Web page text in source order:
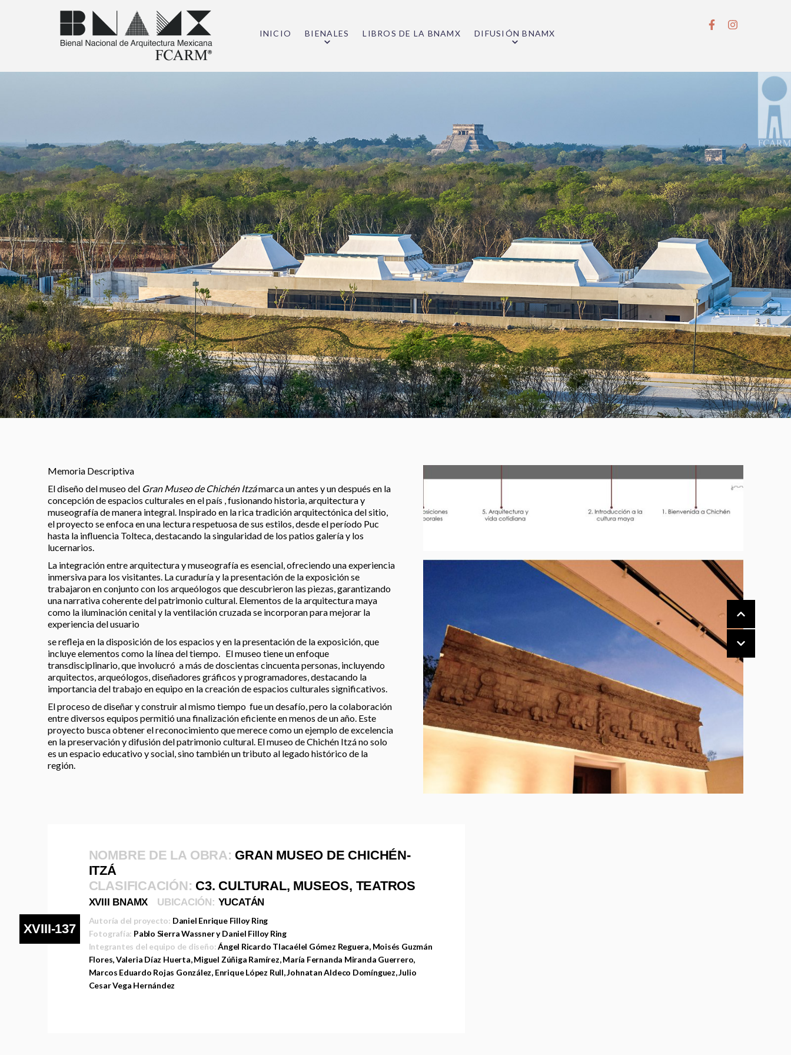
INICIO BIENALES LIBROS DE LA BNAMX DIFUSIÓN BNAMX
Memoria Descriptiva
El diseño del museo del Gran Museo de Chichén Itzámarca un antes y un después en la
concepción de espacios culturales en el país , fusionando historia, arquitectura y
museografía de manera integral. Inspirado en la rica tradición arquitectónica del sitio,
el proyecto se enfoca en una lectura respetuosa de sus estilos, desde el período Puc
hasta la influencia Tolteca, destacando la singularidad de los patios galería y los
lucernarios.
La integración entre arquitectura y museografía es esencial, ofreciendo una experiencia
inmersiva para los visitantes. La curaduría y la presentación de la exposición se
trabajaron en conjunto con los arqueólogos que descubrieron las piezas, garantizando
una narrativa coherente del patrimonio cultural. Elementos de la arquitectura maya
como la iluminación cenital y la ventilación cruzada se incorporan para mejorar la
experiencia del usuario
se refleja en la disposición de los espacios y en la presentación de la exposición, que
incluye elementos como la línea del tiempo. El museo tiene un enfoque
transdisciplinario, que involucró a más de doscientas cincuenta personas, incluyendo
arquitectos, arqueólogos, diseñadores gráficos y programadores, destacando la
importancia del trabajo en equipo en la creación de espacios culturales significativos.
El proceso de diseñar y construir al mismo tiempo fue un desafío, pero la colaboración
entre diversos equipos permitió una finalización eficiente en menos de un año. Este
proyecto busca obtener el reconocimiento que merece como un ejemplo de excelencia
en la preservación y difusión del patrimonio cultural. El museo de Chichén Itzá no solo
es un espacio educativo y social, sino también un tributo al legado histórico de la
región.
XVIII-137
NOMBRE DE LA OBRA: GRAN MUSEO DE CHICHÉN-
ITZÁ
CLASIFICACIÓN: C3. CULTURAL, MUSEOS, TEATROS
XVIII BNAMX UBICACIÓN: YUCATÁN
Autoría del proyecto: Daniel Enrique Filloy Ring
Fotografía: Pablo Sierra Wassner y Daniel Filloy Ring
Integrantes del equipo de diseño:Ángel Ricardo Tlacaélel Gómez Reguera, Moisés Guzmán
Flores, Valeria Díaz Huerta, Miguel Zúñiga Ramírez, María Fernanda Miranda Guerrero,
Marcos Eduardo Rojas González, Enrique López Rull, Johnatan Aldeco Domínguez, Julio
Cesar Vega Hernández